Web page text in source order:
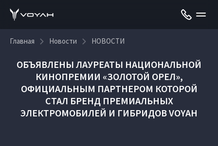
Главная Новости НОВОСТИ
ОБЪЯВЛЕНЫ ЛАУРЕАТЫ НАЦИОНАЛЬНОЙ
КИНОПРЕМИИ «ЗОЛОТОЙ ОРЕЛ»,
ОФИЦИАЛЬНЫМ ПАРТНЕРОМ КОТОРОЙ
СТАЛ БРЕНД ПРЕМИАЛЬНЫХ
ЭЛЕКТРОМОБИЛЕЙ И ГИБРИДОВ VOYAH